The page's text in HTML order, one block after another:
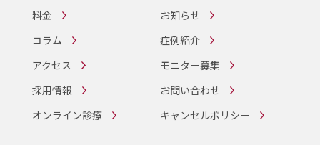
料金
お知らせ
コラム
症例紹介
アクセス
モニター募集
採用情報
お問い合わせ
オンライン診療
キャンセルポリシー